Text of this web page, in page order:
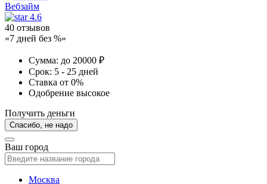
Вебзайм
4.6
40 отзывов
«7 дней без %»
Сумма: до 20000 ₽
Срок: 5 - 25 дней
Ставка от 0%
Одобрение высокое
Получить деньги
Спасибо, не надо
Ваш город
Москва